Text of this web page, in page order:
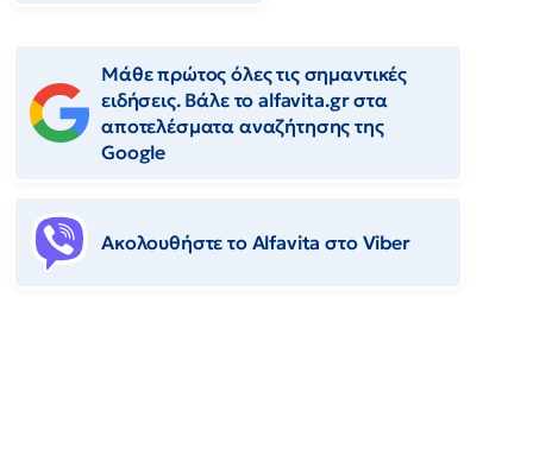
Μάθε πρώτος όλες τις σημαντικές
ειδήσεις. Βάλε το alfavita.gr στα
αποτελέσματα αναζήτησης της
Google
Ακολουθήστε το Αlfavita στο Viber